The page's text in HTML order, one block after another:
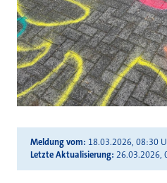
Meldung vom 18.03.2026, 08:30
Letzte Aktualisierung 26.03.2026,